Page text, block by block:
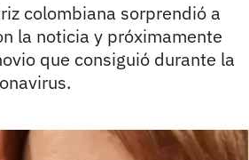
colombiana sorprendió a
la noticia y próximamente
que consiguió durante la